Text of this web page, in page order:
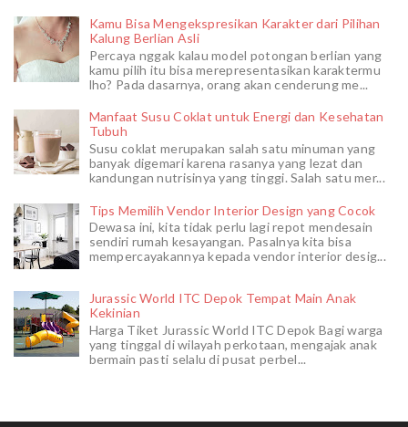
Kamu Bisa Mengekspresikan Karakter dari Pilihan
Kalung Berlian Asli
Percaya nggak kalau model potongan berlian yang
kamu pilih itu bisa merepresentasikan karaktermu
lho? Pada dasarnya, orang akan cenderung me...
Manfaat Susu Coklat untuk Energi dan Kesehatan
Tubuh
Susu coklat merupakan salah satu minuman yang
banyak digemari karena rasanya yang lezat dan
kandungan nutrisinya yang tinggi. Salah satu mer...
Tips Memilih Vendor Interior Design yang Cocok
Dewasa ini, kita tidak perlu lagi repot mendesain
sendiri rumah kesayangan. Pasalnya kita bisa
mempercayakannya kepada vendor interior desig...
Jurassic World ITC Depok Tempat Main Anak
Kekinian
Harga Tiket Jurassic World ITC Depok Bagi warga
yang tinggal di wilayah perkotaan, mengajak anak
bermain pasti selalu di pusat perbel...